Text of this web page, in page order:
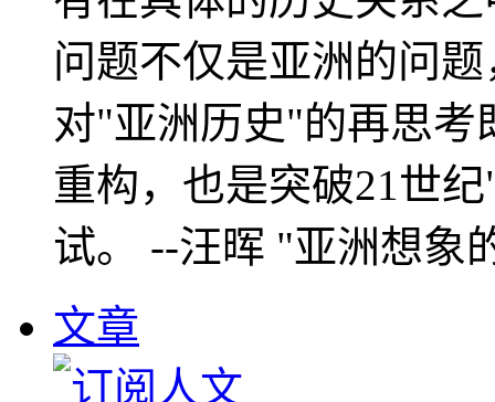
问题不仅是亚洲的问
对"亚洲历史"的再思考
重构，也是突破21世
试。 --汪晖 "亚洲想象
文章